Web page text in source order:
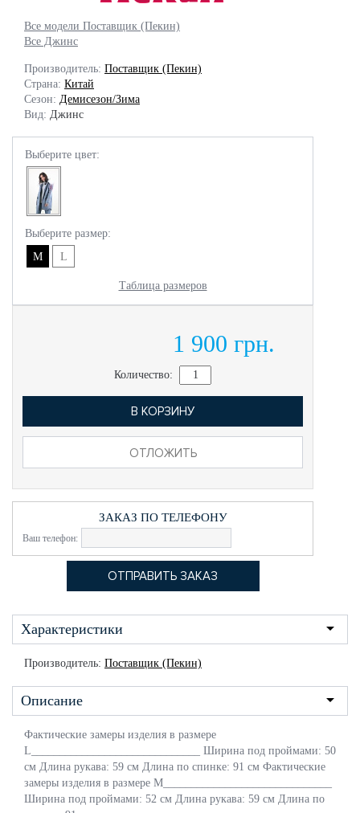
Все модели Поставщик (Пекин)
Все Джинс
Производитель: Поставщик (Пекин)
Страна: Китай
Сезон: Демисезон/Зима
Вид: Джинс
Выберите цвет:
Выберите размер:
M
L
Таблица размеров
1 900 грн.
Количество:
В КОРЗИНУ
ОТЛОЖИТЬ
ЗАКАЗ ПО ТЕЛЕФОНУ
Ваш телефон:
Характеристики
Производитель: Поставщик (Пекин)
Описание
Фактические замеры изделия в размере
L______________________________ Ширина под проймами: 50
см Длина рукава: 59 см Длина по спинке: 91 см Фактические
замеры изделия в размере M______________________________
Ширина под проймами: 52 см Длина рукава: 59 см Длина по